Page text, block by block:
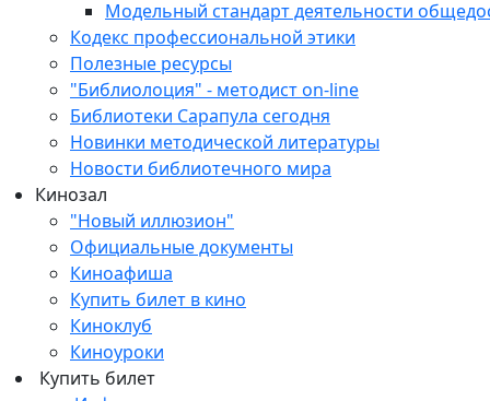
Модельный стандарт деятельности
Кодекс профессиональной этики
Полезные ресурсы
"Библиолоция" - методист on-line
Библиотеки Сарапула сегодня
Новинки методической литературы
Новости библиотечного мира
Кинозал
"Новый иллюзион"
Официальные документы
Киноафиша
Купить билет в кино
Киноклуб
Киноуроки
Купить билет